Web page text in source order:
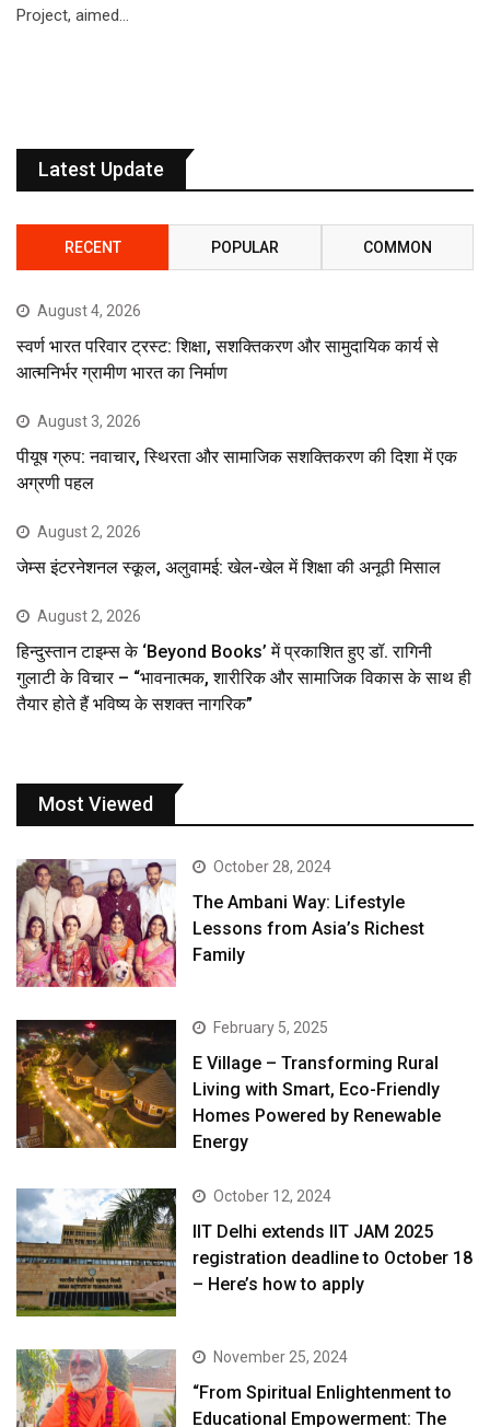
Project, aimed…
Latest Update
RECENT POPULAR COMMON
August 4, 2026
स्वर्ण भारत परिवार ट्रस्ट: शिक्षा, सशक्तिकरण और सामुदायिक कार्य से
आत्मनिर्भर ग्रामीण भारत का निर्माण
August 3, 2026
पीयूष ग्रुप: नवाचार, स्थिरता और सामाजिक सशक्तिकरण की दिशा में एक
अग्रणी पहल
August 2, 2026
जेम्स इंटरनेशनल स्कूल, अलुवामई: खेल-खेल में शिक्षा की अनूठी मिसाल
August 2, 2026
हिन्दुस्तान टाइम्स के ‘Beyond Books’ में प्रकाशित हुए डॉ. रागिनी
गुलाटी के विचार – “भावनात्मक, शारीरिक और सामाजिक विकास के साथ ही
तैयार होते हैं भविष्य के सशक्त नागरिक”
Most Viewed
October 28, 2024
The Ambani Way: Lifestyle
Lessons from Asia’s Richest
Family
February 5, 2025
E Village – Transforming Rural
Living with Smart, Eco-Friendly
Homes Powered by Renewable
Energy
October 12, 2024
IIT Delhi extends IIT JAM 2025
registration deadline to October 18
– Here’s how to apply
November 25, 2024
“From Spiritual Enlightenment to
Educational Empowerment: The